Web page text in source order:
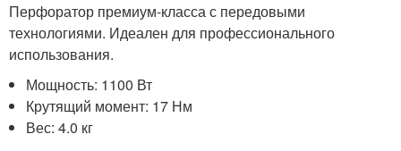
Перфоратор премиум-класса с передовыми
технологиями. Идеален для профессионального
использования.
Мощность: 1100 Вт
Крутящий момент: 17 Нм
Вес: 4.0 кг